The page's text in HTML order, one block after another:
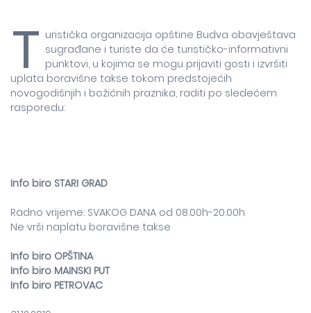
T uristička organizacija opštine Budva obavještava
sugrađane i turiste da će turističko-informativni
punktovi, u kojima se mogu prijaviti gosti i izvršiti
uplata boravišne takse tokom predstojećih
novogodišnjih i božićnih praznika, raditi po sledećem
rasporedu:
Info biro STARI GRAD
Radno vrijeme: SVAKOG DANA od 08.00h-20.00h
Ne vrši naplatu boravišne takse
Info biro OPŠTINA
Info biro MAINSKI PUT
Info biro PETROVAC